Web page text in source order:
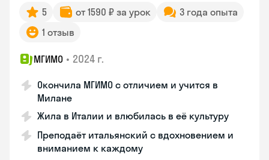
5 от 1590 ₽ за урок
3 года опыта
1 отзыв
МГИМО • 2024 г.
Окончила МГИМО с отличием и учится в
Милане
Жила в Италии и влюбилась в её культуру
Преподаёт итальянский с вдохновением и
вниманием к каждому